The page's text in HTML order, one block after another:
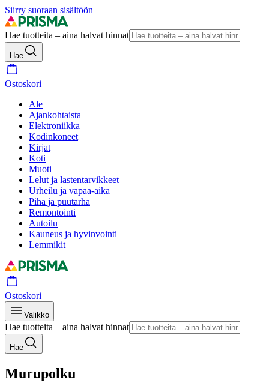
Siirry suoraan sisältöön
Hae tuotteita – aina halvat hinnat
Hae
Ostoskori
Ale
Ajankohtaista
Elektroniikka
Kodinkoneet
Kirjat
Koti
Muoti
Lelut ja lastentarvikkeet
Urheilu ja vapaa-aika
Piha ja puutarha
Remontointi
Autoilu
Kauneus ja hyvinvointi
Lemmikit
Ostoskori
Valikko
Hae tuotteita – aina halvat hinnat
Hae
Murupolku